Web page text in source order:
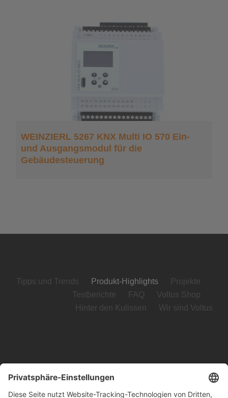
WEINZIERL 5267 KNX Multi IO 570 Ein-
und Ausgangsmodul für die
Gebäudesteuerung
Tipps und Trends Produkt-Highlights
Projekte
Testberichte
FAQ
Voltus Shop
Hinter den Kulissen
Wir sind Voltus
Voltus GmbH